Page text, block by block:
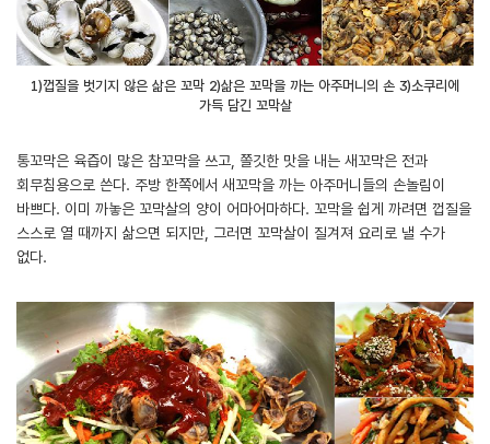
1)껍질을 벗기지 않은 삶은 꼬막 2)삶은 꼬막을 까는 아주머니의 손 3)소쿠리에
가득 담긴 꼬막살
통꼬막은 육즙이 많은 참꼬막을 쓰고, 쫄깃한 맛을 내는 새꼬막은 전과
회무침용으로 쓴다. 주방 한쪽에서 새꼬막을 까는 아주머니들의 손놀림이
바쁘다. 이미 까놓은 꼬막살의 양이 어마어마하다. 꼬막을 쉽게 까려면 껍질을
스스로 열 때까지 삶으면 되지만, 그러면 꼬막살이 질겨져 요리로 낼 수가
없다.